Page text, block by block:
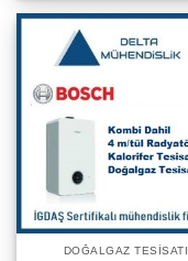
DOĞALGAZ TESISATI